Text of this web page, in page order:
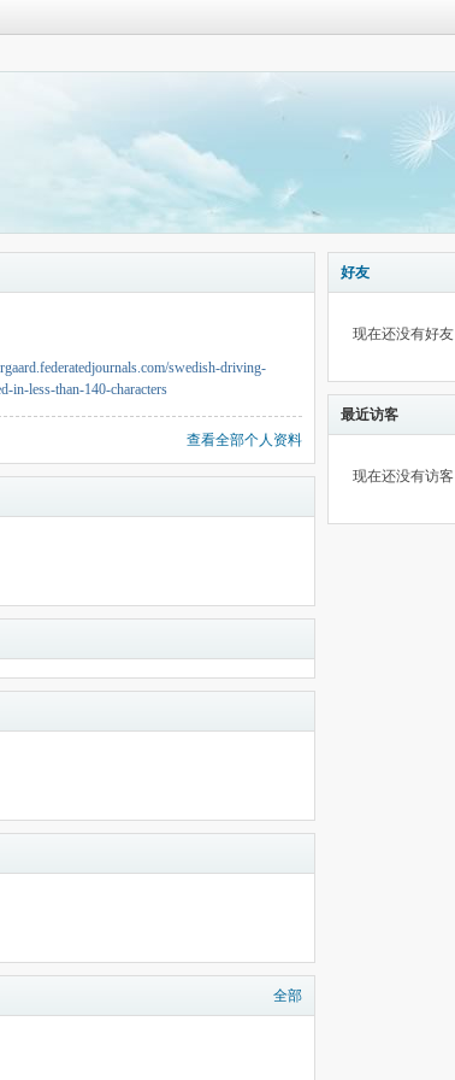
swedish-driving-
in-less-than-140-characters
查看全部个人资料
全部
好友
现在还没有好友
最近访客
现在还没有访客